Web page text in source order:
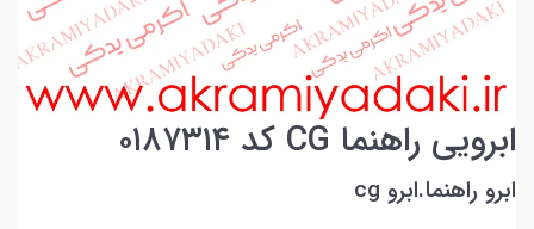
ابرویی راهنما CG کد ۰۱۸۷۳۱۴
ابرو راهنما.ابرو cg